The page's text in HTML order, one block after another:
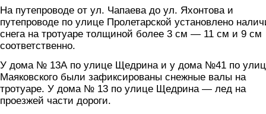
На путепроводе от ул. Чапаева до ул. Яхонтова и
путепроводе по улице Пролетарской установлено
снега на тротуаре толщиной более 3 см — 11 см и 9 см
соответственно.
У дома № 13А по улице Щедрина и у дома №41 по
Маяковского были зафиксированы снежные валы на
тротуаре. У дома № 13 по улице Щедрина — лед на
проезжей части дороги.